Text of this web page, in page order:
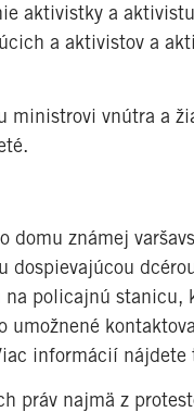
aktivistky a
a aktivistov a
ministrovi vnútra a
známej
dospievajúcou
policajnú
informácií nájdete
práv najmä z